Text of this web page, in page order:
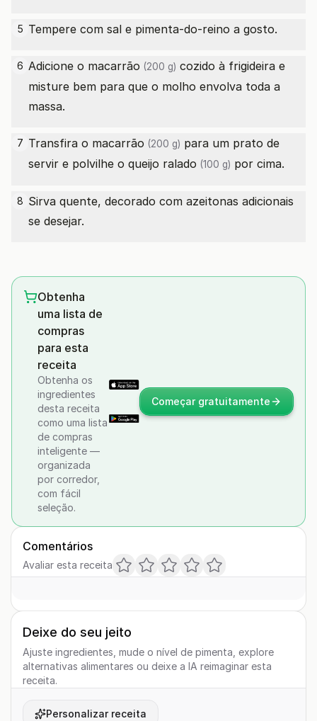
5 Tempere com sal e pimenta-do-reino a gosto.
6 Adicione o macarrão (200 g) cozido à frigideira e
misture bem para que o molho envolva toda a
massa.
7 Transfira o macarrão (200 g) para um prato de
servir e polvilhe o queijo ralado (100 g) por cima.
8 Sirva quente, decorado com azeitonas adicionais
se desejar.
Obtenha
uma lista de
compras
para esta
receita
Obtenha os
ingredientes
desta receita
como uma lista
de compras
inteligente —
organizada
por corredor,
com fácil
seleção.
Começar gratuitamente
Comentários
Avaliar esta receita
Deixe do seu jeito
Ajuste ingredientes, mude o nível de pimenta, explore
alternativas alimentares ou deixe a IA reimaginar esta
receita.
Personalizar receita